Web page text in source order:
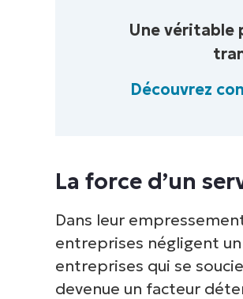
Une
Découvrez
La force d’un
Dans leur
entreprises négligent un
entreprises qui se
devenue un facteur